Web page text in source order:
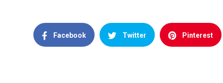
Facebook Twitter Pinterest